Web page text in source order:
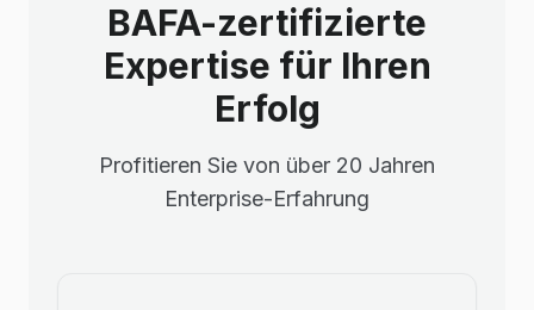
BAFA-zertifizierte
Expertise für Ihren
Erfolg
Profitieren Sie von über 20 Jahren
Enterprise-Erfahrung